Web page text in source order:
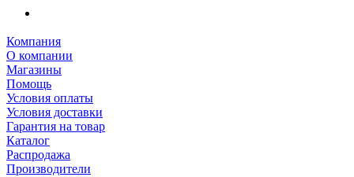
Компания
О компании
Магазины
Помощь
Условия оплаты
Условия доставки
Гарантия на товар
Каталог
Распродажа
Производители